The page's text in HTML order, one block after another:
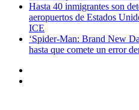
Hasta 40 inmigrantes son
aeropuertos de Estados
ICE
‘Spider-Man: Brand New
hasta que comete un error